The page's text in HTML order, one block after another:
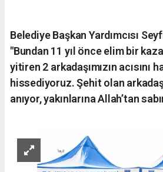
Belediye Başkan Yardımcısı
"Bundan 11 yıl önce elim bir
yitiren 2 arkadaşımızın acısını
hissediyoruz. Şehit olan
anıyor, yakınlarına Allah’tan